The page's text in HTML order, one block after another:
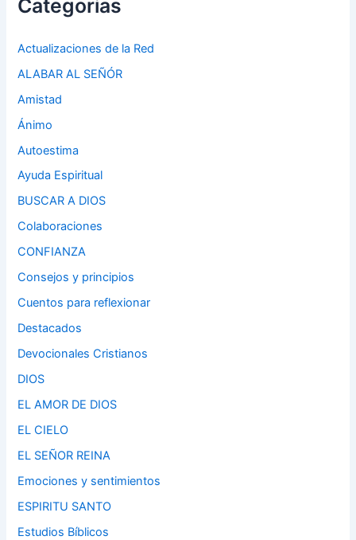
Categorias
Actualizaciones de la Red
ALABAR AL SEÑÓR
Amistad
Ánimo
Autoestima
Ayuda Espiritual
BUSCAR A DIOS
Colaboraciones
CONFIANZA
Consejos y principios
Cuentos para reflexionar
Destacados
Devocionales Cristianos
DIOS
EL AMOR DE DIOS
EL CIELO
EL SEÑOR REINA
Emociones y sentimientos
ESPIRITU SANTO
Estudios Bíblicos